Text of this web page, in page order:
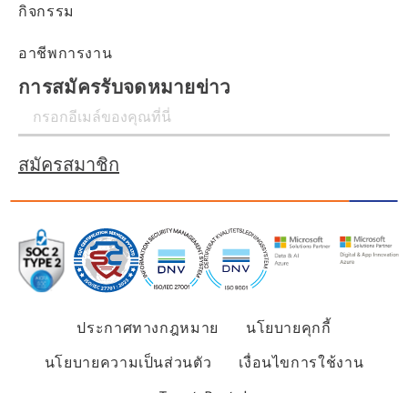
กิจกรรม
อาชีพการงาน
การสมัครรับจดหมายข่าว
สมัครสมาชิก
ประกาศทางกฎหมาย
นโยบายคุกกี้
นโยบายความเป็นส่วนตัว
เงื่อนไขการใช้งาน